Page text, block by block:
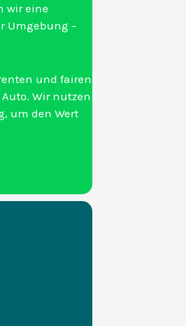
wir eine
Umgebung –
und fairen
Wir nutzen
um den Wert